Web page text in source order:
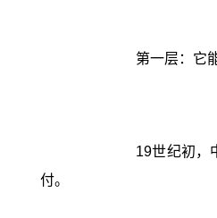
第一层：它
19世纪初，
付。